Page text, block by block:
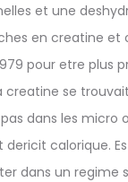
et une
en creatine et
pour etre plus
creatine se
dans les micro
dericit calorique.
dans un regime